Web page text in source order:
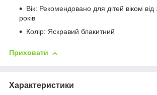
Вік: Рекомендовано для дітей віком від
років
Колір: Яскравий блакитний
Приховати
Характеристики